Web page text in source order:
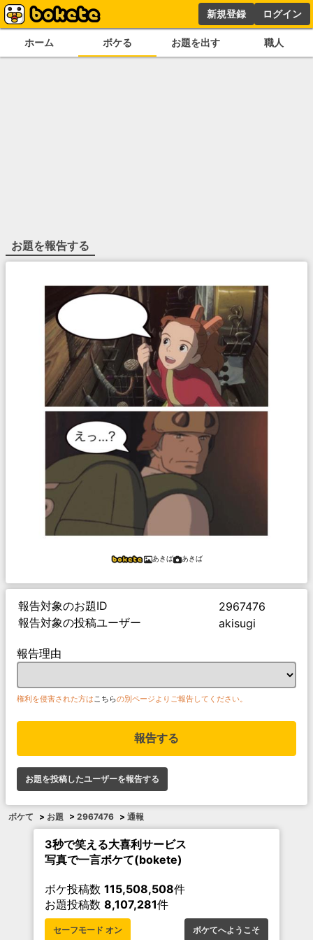
新規登録 ログイン
ホーム ボケる お題を出す 職人
お題を報告する
あきば あきば
報告対象のお題ID
2967476
報告対象の投稿ユーザー
akisugi
報告理由
権利を侵害された方はこちらの別ページよりご報告してください。
報告する
お題を投稿したユーザーを報告する
ボケて > お題 > 2967476 > 通報
3秒で笑える大喜利サービス
写真で一言ボケて(bokete)
ボケ投稿数 115,508,508件
お題投稿数 8,107,281件
セーフモード オン ボケてへようこそ